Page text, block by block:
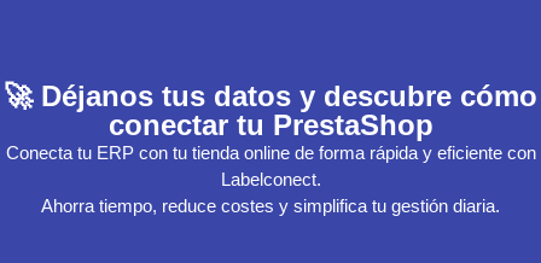
🚀 Déjanos tus datos y descubre cómo
conectar tu PrestaShop
Conecta tu ERP con tu tienda online de forma rápida y eficiente con
Labelconect.
Ahorra tiempo, reduce costes y simplifica tu gestión diaria.